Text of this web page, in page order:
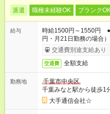
派遣 職種未経験OK ブランク
給与
時給1500円～1550円 ●
円・月21日勤務の場合
交通費別途支給あり
交通費 全額支給
勤務地
千葉市中央区
千葉みなと駅から徒歩1
大手通信会社☆